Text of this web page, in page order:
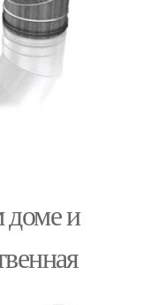
доме и